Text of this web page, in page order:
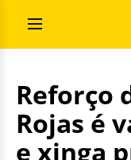
contentOpen
Menu
for:
Reforço
Rojas é
e xinga